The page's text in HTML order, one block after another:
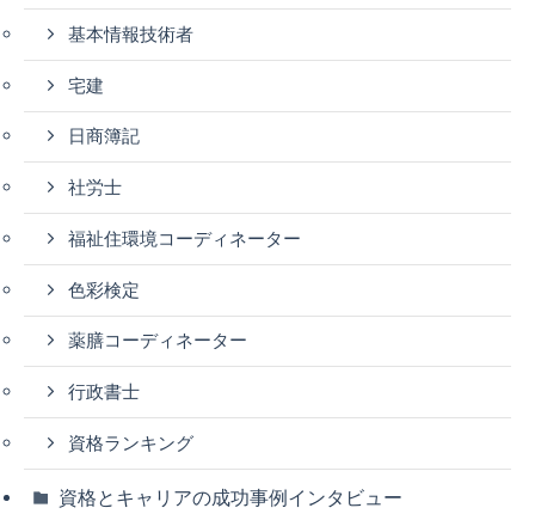
基本情報技術者
宅建
日商簿記
社労士
福祉住環境コーディネーター
色彩検定
薬膳コーディネーター
行政書士
資格ランキング
資格とキャリアの成功事例インタビュー